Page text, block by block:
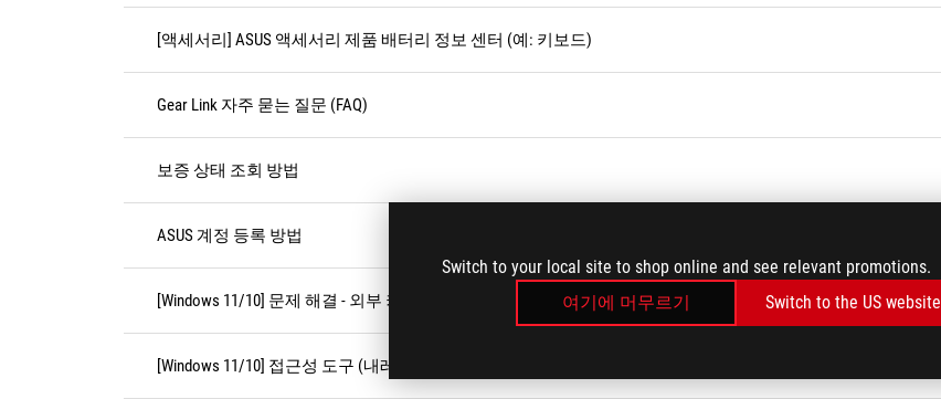
Switch to your local site to shop online and see relevant promotions.
여기에 머무르기
Switch to the US website
[액세서리] ASUS 액세서리 제품 배터리 정보 센터 (예: 키보드)
Gear Link 자주 묻는 질문 (FAQ)
보증 상태 조회 방법
ASUS 계정 등록 방법
[Windows 11/10] 문제 해결 - 외부 키보드/USB 키보드/무선 키보드 문제
[Windows 11/10] 접근성 도구 (내레이터) 활성화 또는 비활성화 방법